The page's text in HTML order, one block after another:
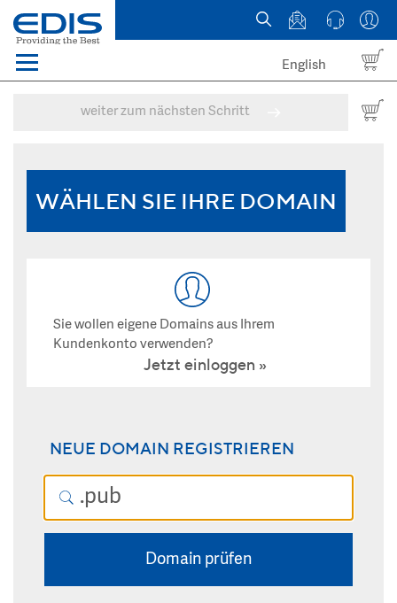
Menü
Domains
News
English
weiter zum nächsten Schritt
WÄHLEN SIE IHRE DOMAIN
Sie wollen eigene Domains aus Ihrem
Kundenkonto verwenden?
Jetzt einloggen
NEUE DOMAIN REGISTRIEREN
Domain prüfen